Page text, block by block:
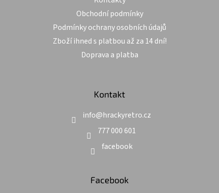
Obchodní podmínky
Podmínky ochrany osobních údajů
Zboží ihned s platbou až za 14 dní!
Doprava a platba
Kontakt
info@hrackyretro.cz
777 000 601
facebook
Facebook